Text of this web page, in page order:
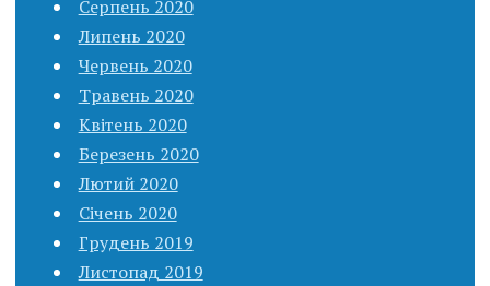
Серпень 2020
Липень 2020
Червень 2020
Травень 2020
Квітень 2020
Березень 2020
Лютий 2020
Січень 2020
Грудень 2019
Листопад 2019